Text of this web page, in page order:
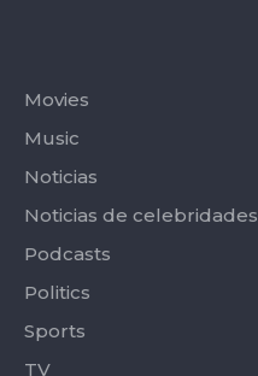
Movies
Music
Noticias
Noticias de celebridades
Podcasts
Politics
Sports
TV